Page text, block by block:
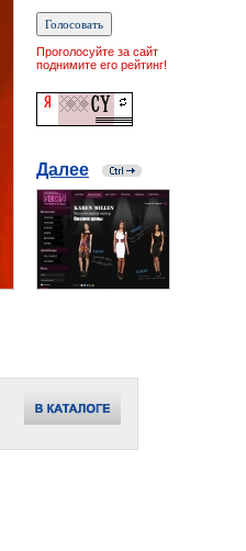
Проголосуйте за сайт
поднимите его рейтинг!
Далее